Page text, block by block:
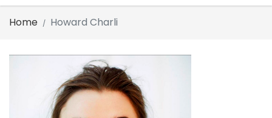
Home Howard Charli